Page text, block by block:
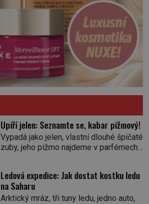
Upíří jelen: Seznamte se, kabar pižmový!
Vypadá jako jelen, vlastní dlouhé špičaté
zuby, jeho pižmo najdeme v parfémech
jediného zástupce zvířecí říše – kabara
pižmového. V Evropě ho jako první
popíše švédský botanik Carl Linné
Ledová expedice: Jak dostat kostku ledu
na Saharu
Arktický mráz, tři tuny ledu, jedno auto,